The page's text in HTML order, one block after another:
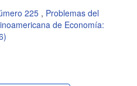
225 , Problemas del
de Economía: